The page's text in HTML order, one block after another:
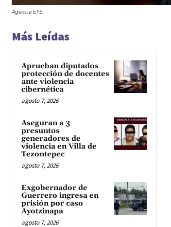
Agencia EFE
Más Leídas
Aprueban diputados
protección de docentes
ante violencia
cibernética
agosto 7, 2026
Aseguran a 3
presuntos
generadores de
violencia en Villa de
Tezontepec
agosto 7, 2026
Exgobernador de
Guerrero ingresa en
prisión por caso
Ayotzinapa
agosto 7, 2026